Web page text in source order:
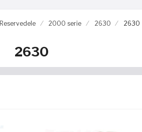
Reservedele 2000 serie 2630 2630
2630